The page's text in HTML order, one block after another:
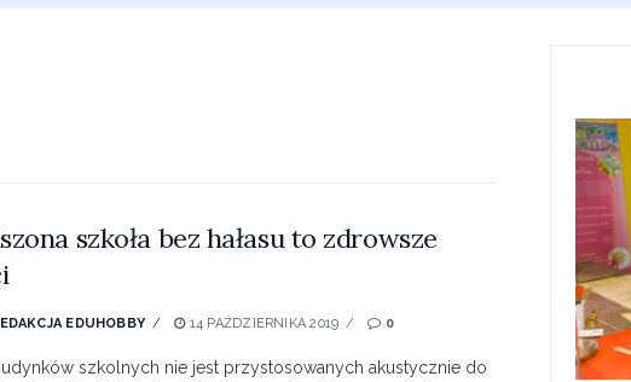
szkoła bez hałasu to zdrowsze
EDUHOBBY 14 PAŹDZIERNIKA 2019 0
szkolnych nie jest przystosowanych akustycznie do